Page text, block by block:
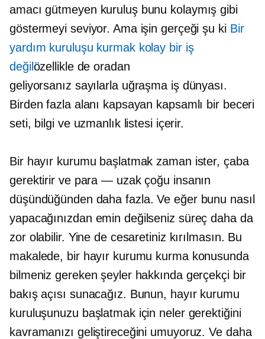
amacı gütmeyen kuruluş bunu kolaymış gibi
göstermeyi seviyor. Ama işin gerçeği şu ki Bir
yardım kuruluşu kurmak kolay bir iş
değilözellikle de oradan
geliyorsanız sayılarla uğraşma iş dünyası.
Birden fazla alanı kapsayan kapsamlı bir beceri
seti, bilgi ve uzmanlık listesi içerir.
Bir hayır kurumu başlatmak zaman ister, çaba
gerektirir ve para — uzakçoğu insanın
düşündüğünden daha fazla. Ve eğer bunu nasıl
yapacağınızdan emin değilseniz süreç daha da
zor olabilir. Yine de cesaretiniz kırılmasın. Bu
makalede, bir hayır kurumu kurma konusunda
bilmeniz gereken şeyler hakkında gerçekçi bir
bakış açısı sunacağız. Bunun, hayır kurumu
kuruluşunuzu başlatmak için neler gerektiğini
kavramanızı geliştireceğini umuyoruz. Ve daha